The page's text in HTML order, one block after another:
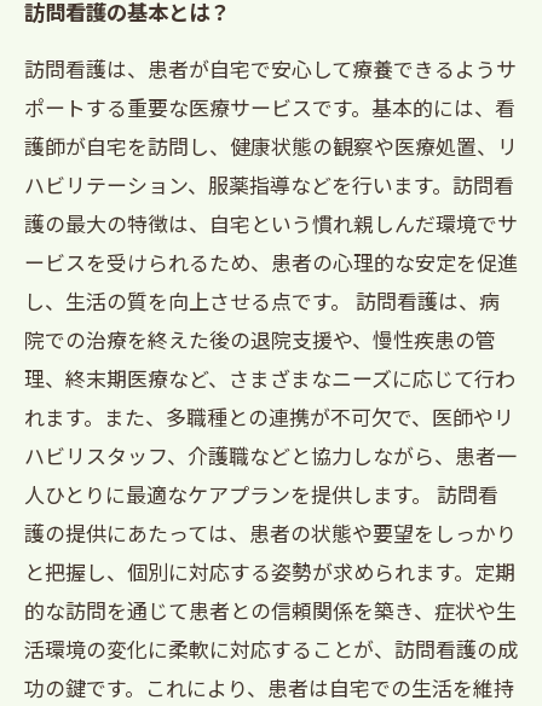
訪問看護の基本とは？
訪問看護は、患者が自宅で安心して療養できるようサ
ポートする重要な医療サービスです。基本的には、看
護師が自宅を訪問し、健康状態の観察や医療処置、リ
ハビリテーション、服薬指導などを行います。訪問看
護の最大の特徴は、自宅という慣れ親しんだ環境でサ
ービスを受けられるため、患者の心理的な安定を促進
し、生活の質を向上させる点です。 訪問看護は、病
院での治療を終えた後の退院支援や、慢性疾患の管
理、終末期医療など、さまざまなニーズに応じて行わ
れます。また、多職種との連携が不可欠で、医師やリ
ハビリスタッフ、介護職などと協力しながら、患者一
人ひとりに最適なケアプランを提供します。 訪問看
護の提供にあたっては、患者の状態や要望をしっかり
と把握し、個別に対応する姿勢が求められます。定期
的な訪問を通じて患者との信頼関係を築き、症状や生
活環境の変化に柔軟に対応することが、訪問看護の成
功の鍵です。これにより、患者は自宅での生活を維持